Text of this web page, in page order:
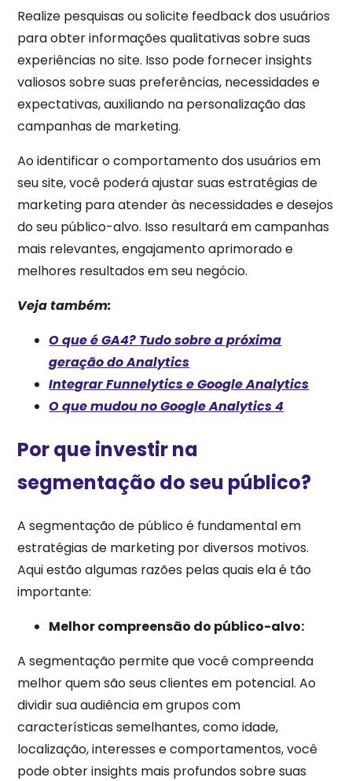
Realize pesquisas ou solicite feedback dos usuários
para obter informações qualitativas sobre suas
experiências no site. Isso pode fornecer insights
valiosos sobre suas preferências, necessidades e
expectativas, auxiliando na personalização das
campanhas de marketing.
Ao identificar o comportamento dos usuários em
seu site, você poderá ajustar suas estratégias de
marketing para atender às necessidades e desejos
do seu público-alvo. Isso resultará em campanhas
mais relevantes, engajamento aprimorado e
melhores resultados em seu negócio.
Veja também:
O que é GA4? Tudo sobre a próxima
geração do Analytics
Integrar Funnelytics e Google Analytics
O que mudou no Google Analytics 4
Por que investir na
segmentação do seu público?
Asegmentação de público é fundamentalem
estratégias de marketing por diversos motivos.
Aqui estão algumas razões pelas quais ela é tão
importante:
Melhor compreensão do público-alvo:
A segmentação permite que você compreenda
melhor quem são seus clientes em potencial. Ao
dividir sua audiência em grupos com
características semelhantes, como idade,
localização, interesses e comportamentos, você
pode obter insights mais profundos sobre suas